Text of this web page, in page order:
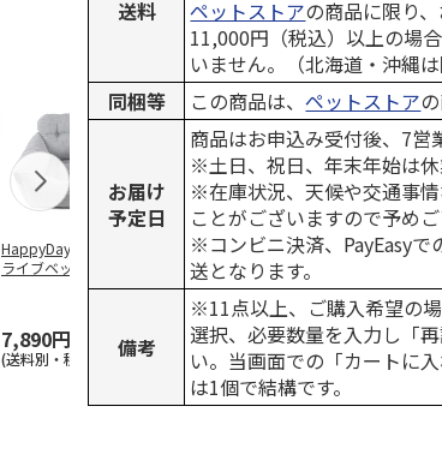
HappyDays 2wayド
ライブベッド グレ
7,890円
(送料別・税込)
獣医師開発 ニオイ
をとる砂専用 猫ト
イレ ナチュラルグ
1,550円
(送料別・税込)
デオトイレ 飛び散
ンド 4L
1,320円
(送料別・税込)
送料
ペットストアの商品に限り
11,000円（税込）以上の場
いません。（北海道・沖縄は
同梱等
この商品は、ペットストア
お届け
予定日
商品はお申込み受付後、7営
※土日、祝日、年末年始は休
※在庫状況、天候や交通事
ことがございますので予めご
※コンビニ決済、PayEasyで
送となります。
備考
※11点以上、ご購入希望の
選択、必要数量を入力し「
い。当画面での「カートに
は1個で結構です。